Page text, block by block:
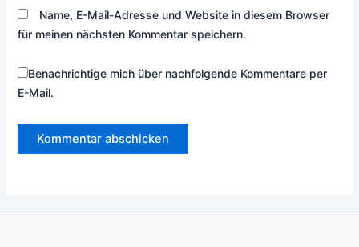
Name, E-Mail-Adresse und Website in diesem Browser
für meinen nächsten Kommentar speichern.
Benachrichtige mich über nachfolgende Kommentare per
E-Mail.